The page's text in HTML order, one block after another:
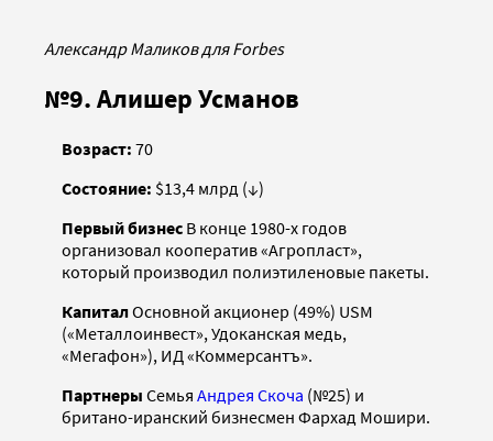
Александр Маликов для Forbes
№9. Алишер Усманов
Возраст: 70
Состояние: $13,4 млрд (↓)
Первый бизнес В конце 1980-х годов
организовал кооператив «Агропласт»,
который производил полиэтиленовые пакеты.
КапиталОсновной акционер (49%) USM
(«Металлоинвест», Удоканская медь,
«Мегафон»), ИД «Коммерсантъ».
Партнеры Семья Андрея Скоча (№25) и
британо-иранский бизнесмен Фархад Мошири.